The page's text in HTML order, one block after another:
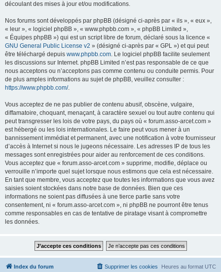
découlant des mises à jour et/ou modifications.
Nos forums sont développés par phpBB (désigné ci-après par « ils », « eux »,
« leur », « logiciel phpBB », « www.phpbb.com », « phpBB Limited »,
« Équipes phpBB ») qui est un script libre de forum, déclaré sous la licence «
GNU General Public License v2 » (désigné ci-après par « GPL ») et qui peut
être téléchargé depuis www.phpbb.com. Le logiciel phpBB facilite seulement
les discussions sur Internet. phpBB Limited n’est pas responsable de ce que
nous acceptons ou n’acceptons pas comme contenu ou conduite permis. Pour
de plus amples informations au sujet de phpBB, veuillez consulter :
https://www.phpbb.com/.
Vous acceptez de ne pas publier de contenu abusif, obscène, vulgaire,
diffamatoire, choquant, menaçant, à caractère sexuel ou tout autre contenu qui
peut transgresser les lois de votre pays, du pays où « forum.asso-arcet.com »
est hébergé ou les lois internationales. Le faire peut vous mener à un
bannissement immédiat et permanent, avec une notification à votre fournisseur
d’accès à Internet si nous le jugeons nécessaire. Les adresses IP de tous les
messages sont enregistrées pour aider au renforcement de ces conditions.
Vous acceptez que « forum.asso-arcet.com » supprime, modifie, déplace ou
verrouille n’importe quel sujet lorsque nous estimons que cela est nécessaire.
En tant que membre, vous acceptez que toutes les informations que vous avez
saisies soient stockées dans notre base de données. Bien que ces
informations ne soient pas diffusées à une tierce partie sans votre
consentement, ni « forum.asso-arcet.com », ni phpBB ne pourront être tenus
comme responsables en cas de tentative de piratage visant à compromettre
les données.
Index du forum Heures au format UTC
Supprimer les cookies